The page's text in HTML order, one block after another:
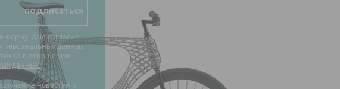
форму, даюсогласие
персональных данных
в отношении
данных.